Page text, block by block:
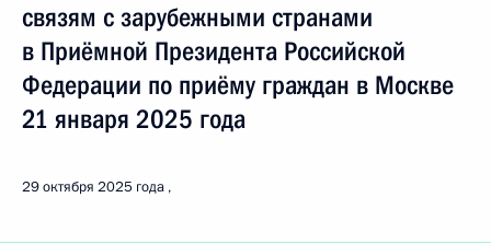
связям с зарубежными странами
в Приёмной Президента Российской
Федерации по приёму граждан в Москве
21 января 2025 года
29 октября 2025 года